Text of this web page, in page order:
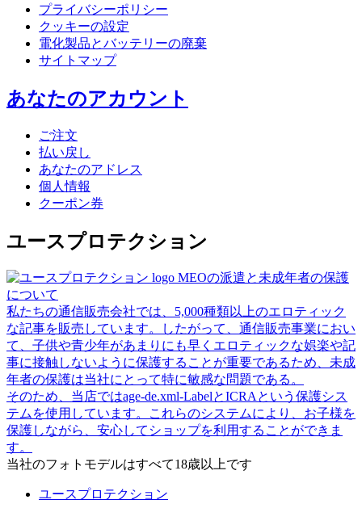
プライバシーポリシー
クッキーの設定
電化製品とバッテリーの廃棄
サイトマップ
あなたのアカウント
ご注文
払い戻し
あなたのアドレス
個人情報
クーポン券
ユースプロテクション
MEOの派遣と未成年者の保護
について
私たちの通信販売会社では、5,000種類以上のエロティック
な記事を販売しています。したがって、通信販売事業におい
て、子供や青少年があまりにも早くエロティックな娯楽や記
事に接触しないように保護することが重要であるため、未成
年者の保護は当社にとって特に敏感な問題である。
そのため、当店ではage-de.xml-LabelとICRAという保護シス
テムを使用しています。これらのシステムにより、お子様を
保護しながら、安心してショップを利用することができま
す。
当社のフォトモデルはすべて18歳以上です
ユースプロテクション